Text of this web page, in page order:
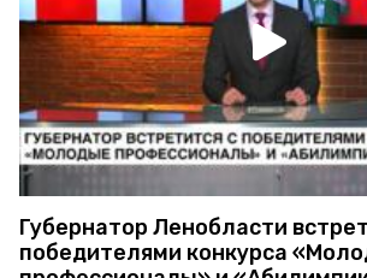
Губернатор Ленобласти
победителями конкурса